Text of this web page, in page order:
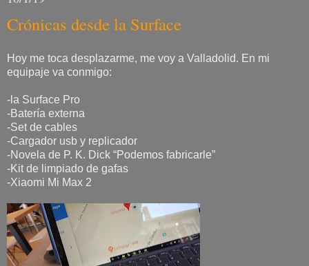
Crónicas desde la Surface
Hoy me toca desplazarme, me voy a Valladolid. En mi
equipaje va conmigo:
-la Surface Pro
-Batería externa
-Set de cables
-Cargador usb y replicador
-Novela de P. K. Dick “Podemos fabricarle”
-Kit de limpiado de gafas
-Xiaomi Mi Max 2